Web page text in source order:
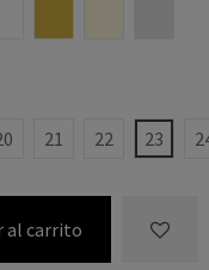
21 22 23
al carrito